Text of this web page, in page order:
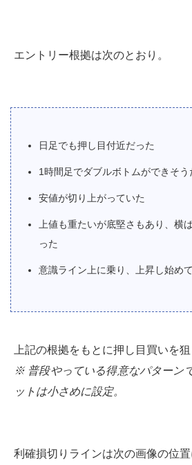
エントリー根拠は次のとおり。
日足でも押し目付近だった
1時間足でダブルボトムができそう
安値が切り上がっていた
上値も重たいが底堅さもあり、横
った
意識ライン上に乗り、上昇し始め
上記の根拠をもとに押し目買いを狙
※ 普段やっている得意なパターン
ットは小さめに設定。
利確損切りラインは次の画像の位置